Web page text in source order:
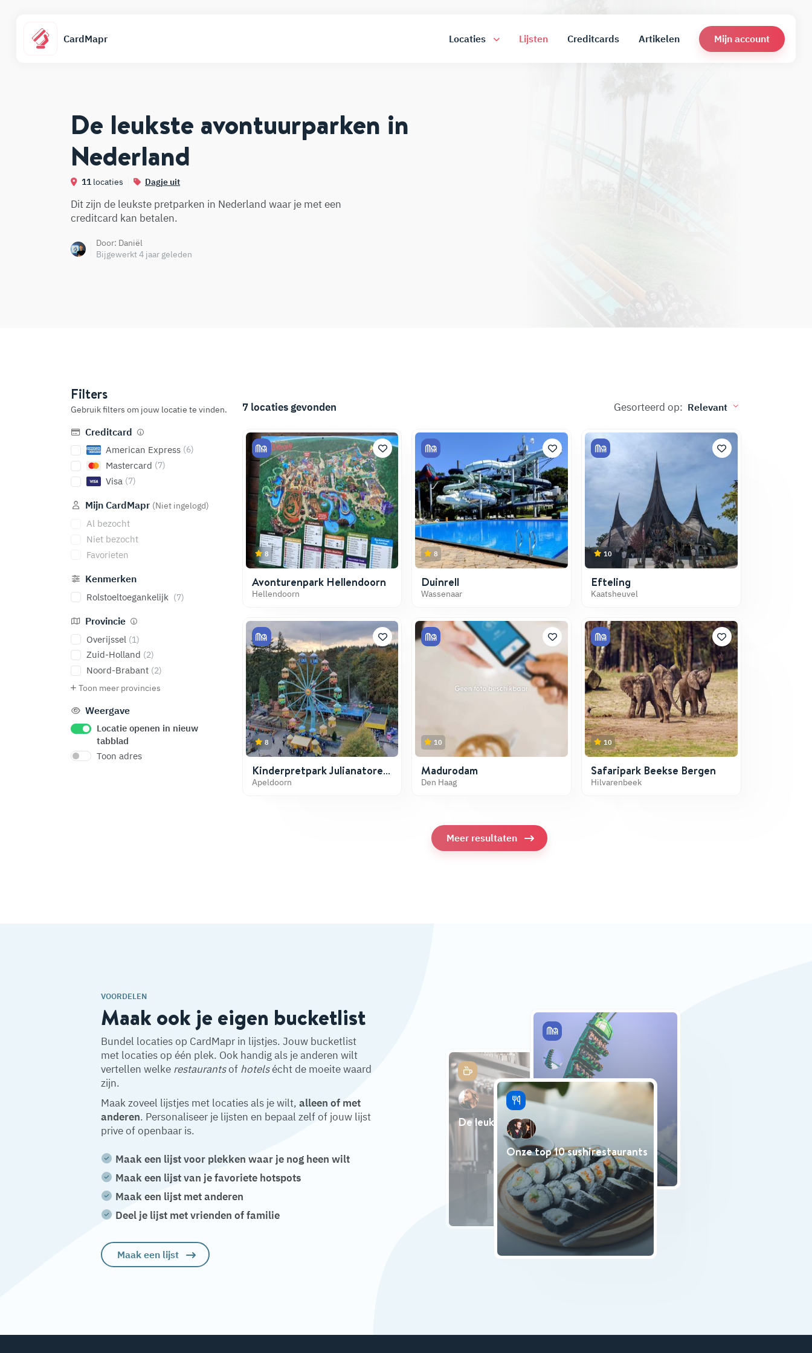
CardMapr Locaties Lijsten Creditcards Artikelen Mijn account
De leukste avontuurparken in
Nederland
11 locaties Dagje uit
Dit zijn de leukste pretparken in Nederland waar je met een
creditcard kan betalen.
Door: Daniël
Bijgewerkt 4 jaar geleden
Filters
Gebruik filters om jouw locatie te vinden.
Creditcard
American Express (6)
Mastercard (7)
Visa (7)
Mijn CardMapr (Niet ingelogd)
Al bezocht
Niet bezocht
Favorieten
Kenmerken
Rolstoeltoegankelijk (7)
Provincie
Overijssel (1)
Zuid-Holland (2)
Noord-Brabant (2)
Toon meer provincies
Weergave
Locatie openen in nieuw
tabblad
Toon adres
7 locaties gevonden Gesorteerd op:
8
Avonturenpark Hellendoorn
Hellendoorn
8
Duinrell
Wassenaar
10
Efteling
Kaatsheuvel
8
Kinderpretpark Julianatoren
Apeldoorn
Apeldoorn
10
Madurodam
Den Haag
10
Safaripark Beekse Bergen
Hilvarenbeek
Meer resultaten
VOORDELEN
Maak ook je eigen bucketlist
Bundel locaties op CardMapr in lijstjes. Jouw bucketlist
met locaties op één plek. Ook handig als je anderen wilt
vertellen welke restaurantsof hotelsécht de moeite waard
zijn.
Maak zoveel lijstjes met locaties als je wilt, alleen of met
anderen. Personaliseer je lijsten en bepaal zelf of jouw lijst
prive of openbaar is.
Maak een lijst voor plekken waar je nog heen wilt
Maak een lijst van je favoriete hotspots
Maak een lijst met anderen
Deel je lijst met vrienden of familie
Maak een lijst
De leukste koffietentjes in Amsterdam
De leukste
attractieparken van
Onze top 10 sushirestaurants